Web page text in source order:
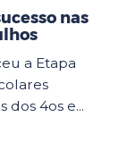
nas
a Etapa
dos 4os e...